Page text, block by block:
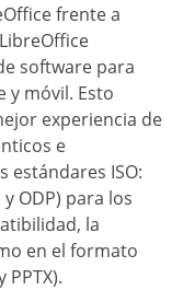
frente a
software para
móvil. Esto
experiencia de
e
estándares ISO:
ODP) para los
la
en el formato
PPTX).